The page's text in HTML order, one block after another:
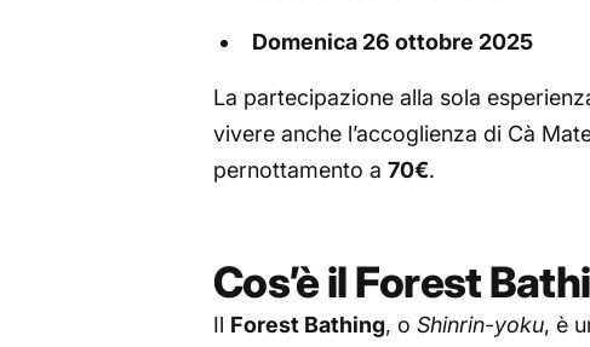
Domenica 26 ottobre 2025
La partecipazione alla sola
vivere anche l’accoglienza di Cà
pernottamento a 70€.
Cos’è il Forest
Il Forest Bathing, o Shinrin-yoku, è